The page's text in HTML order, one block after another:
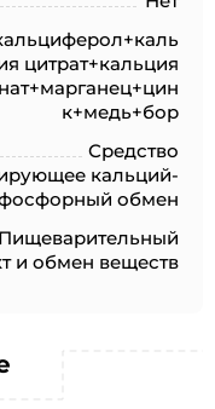
цитрат+кальция
к+медь+бор
Средство
кальций-
обмен
Пищеварительный
и обмен веществ